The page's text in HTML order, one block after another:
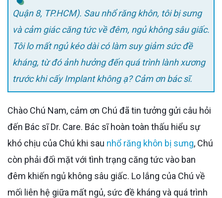
Quận 8, TP.HCM). Sau nhổ răng khôn, tôi bị sưng
và cảm giác căng tức về đêm, ngủ không sâu giấc.
Tôi lo mất ngủ kéo dài có làm suy giảm sức đề
kháng, từ đó ảnh hưởng đến quá trình lành xương
trước khi cấy Implant không ạ? Cảm ơn bác sĩ.
Chào Chú Nam, cảm ơn Chú đã tin tưởng gửi câu hỏi
đến Bác sĩ Dr. Care. Bác sĩ hoàn toàn thấu hiểu sự
khó chịu của Chú khi sau nhổ răng khôn bị sưng, Chú
còn phải đối mặt với tình trạng căng tức vào ban
đêm khiến ngủ không sâu giấc. Lo lắng của Chú về
mối liên hệ giữa mất ngủ, sức đề kháng và quá trình